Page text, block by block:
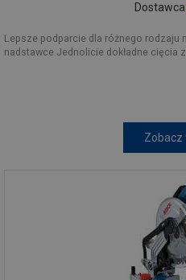
Dostawca:
Lepsze podparcie dla różnego rodzaju
nadstawce Jednolicie dokładne cięcia
Zobacz